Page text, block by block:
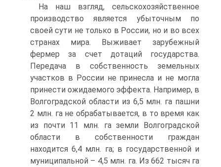
На наш взгляд, сельскохозяйственное
производство является убыточным по
своей сути не только в России, но и во всех
странах мира. Выживает зарубежный
фермер за счет дотаций государства.
Передача в собственность земельных
участков в России не принесла и не могла
принести ожидаемого эффекта. Например, в
Волгоградской области из 6,5 млн. га пашни
2 млн. га не обрабатывается, в то время как
из почти 11 млн. га земли Волгоградской
области в собственности граждан
находится 6,4 млн. га; в государственной и
муниципальной – 4,5 млн. га. Из 662 тысяч га